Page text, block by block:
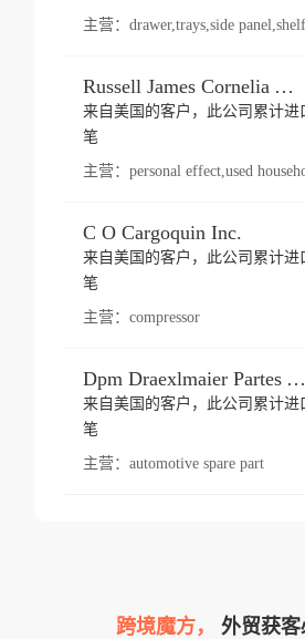
主营：
Russell James Cornelia Arlington Va
来自美国的客户，此公司累计进
笔
主营：
C O Cargoquin Inc.
来自美国的客户，此公司累计进
笔
主营： compressor
Dpm Draexlmaier Partes Automotrices Corr Ind Huejotzingo
来自美国的客户，此公司累计进
笔
主营： automotive spare part
跨境魔方， 外贸获